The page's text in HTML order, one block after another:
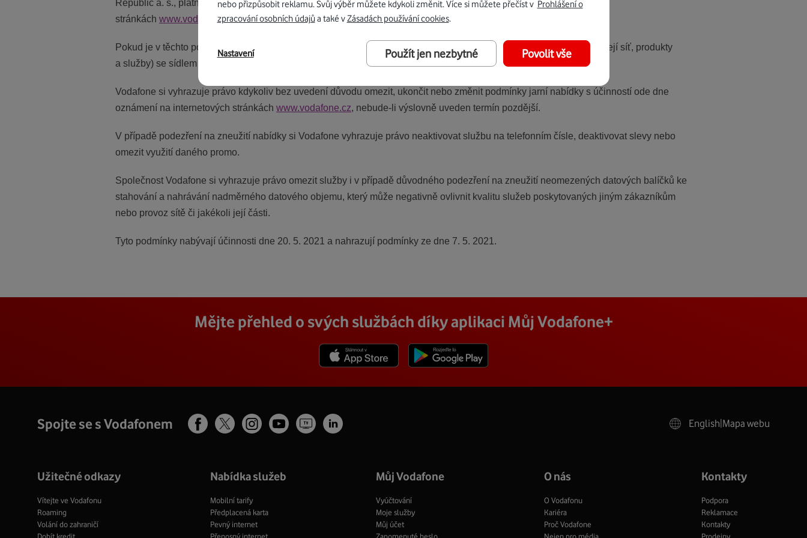
Republic a. s., platný Ceník služeb a podmínky uvedené v tištěných materiálech společnosti Vodafone, případně na
stránkách www.vodafone.cz.
Pokud je v těchto podmínkách uveden Vodafone, rozumí se tím česká společnost Vodafone Czech Republic a. s. (a její síť, produkty
a služby) se sídlem náměstí Junkových 2, 155 00 Praha 5, IČ 25788001.
Vodafone si vyhrazuje právo kdykoliv bez uvedení důvodu omezit, ukončit nebo změnit podmínky jarní nabídky s účinností ode dne
oznámení na internetových stránkách www.vodafone.cz, nebude-li výslovně uveden termín pozdější.
V případě podezření na zneužití nabídky si Vodafone vyhrazuje právo neaktivovat službu na telefonním čísle, deaktivovat slevy nebo
omezit využití daného promo.
Společnost Vodafone si vyhrazuje právo omezit služby i v případě důvodného podezření na zneužití neomezených datových balíčků ke
stahování a nahrávání nadměrného datového objemu, který může negativně ovlivnit kvalitu služeb poskytovaných jiným zákazníkům
nebo provoz sítě či jakékoli její části.
Tyto podmínky nabývají účinnosti dne 20. 5. 2021 a nahrazují podmínky ze dne 7. 5. 2021.
Mějte přehled o svých službách díky aplikaci Můj Vodafone+
Spojte se s Vodafonem
Facebook
profil
InstagramYoutube
profil
VodafoneLinkedIn
English Mapa webu
Užitečné odkazy
Vítejte ve Vodafonu
Roaming
Volání do zahraničí
Nabídka služeb
Mobilní tarify
Předplacená karta
Pevný internet
Můj Vodafone
Vyúčtování
Moje služby
Můj účet
O nás
O Vodafonu
Kariéra
Proč Vodafone
Kontakty
Podpora
Reklamace
Kontakty
nebo přizpůsobit reklamu. Svůj výběr můžete kdykoli změnit. Více si můžete přečíst v Prohlášení o
zpracování osobních údajůa také vZásadách používání cookies.
Použít jen nezbytné Povolit vše
Nastavení